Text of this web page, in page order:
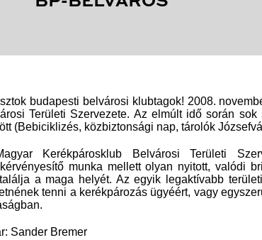
budapesti belvárosi klubtagok! 2008.
Területi Szervezete. Az elmúlt idő során
(Bebiciklizés, közbiztonsági nap, tárolók
Kerékpárosklub Belvárosi Területi
munka mellett olyan nyitott, valódi
a maga helyét. Az egyik legaktívabb
tenni a kerékpározás ügyéért, vagy
Sander Bremer